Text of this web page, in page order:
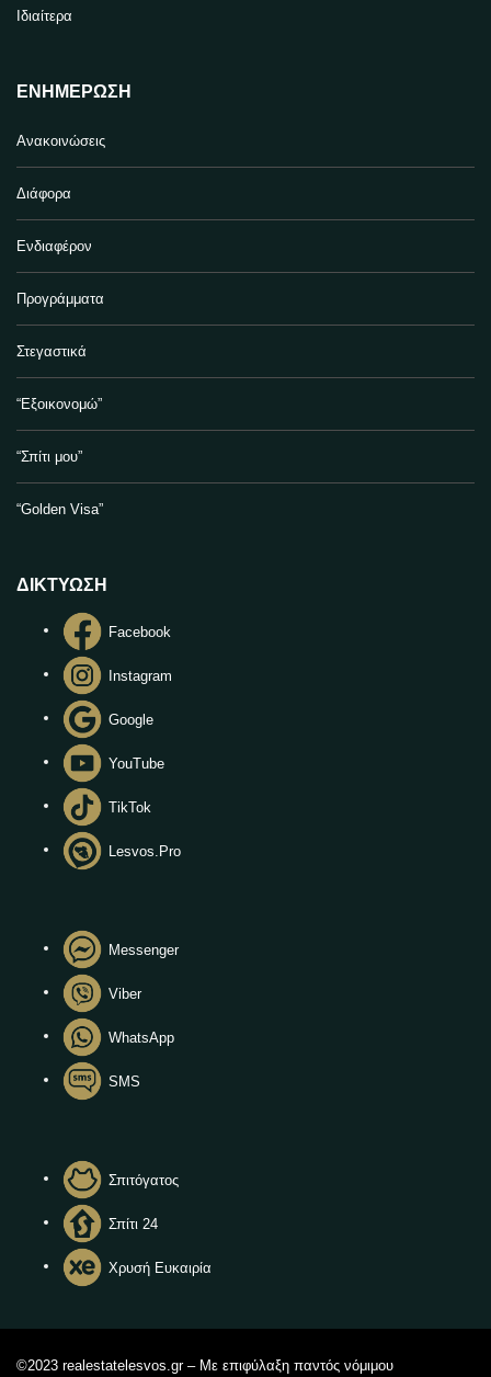
Ιδιαίτερα
ΕΝΗΜΈΡΩΣΗ
Ανακοινώσεις
Διάφορα
Ενδιαφέρον
Προγράμματα
Στεγαστικά
“Εξοικονομώ”
“Σπίτι μου”
“Golden Visa”
ΔΙΚΤΥΩΣΗ
Facebook
Instagram
Google
YouTube
TikTok
Lesvos.Pro
Messenger
Viber
WhatsApp
SMS
Σπιτόγατος
Σπίτι 24
Χρυσή Ευκαιρία
©2023 realestatelesvos.gr – Με επιφύλαξη παντός νόμιμου